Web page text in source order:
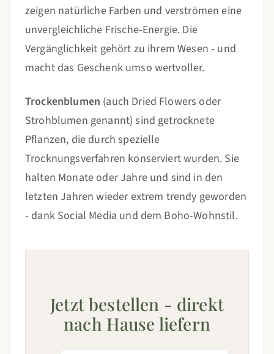
zeigen natürliche Farben und verströmen eine
unvergleichliche Frische-Energie. Die
Vergänglichkeit gehört zu ihrem Wesen - und
macht das Geschenk umso wertvoller.
Trockenblumen (auch Dried Flowers oder
Strohblumen genannt) sind getrocknete
Pflanzen, die durch spezielle
Trocknungsverfahren konserviert wurden. Sie
halten Monate oder Jahre und sind in den
letzten Jahren wieder extrem trendy geworden
- dank Social Media und dem Boho-Wohnstil.
Jetzt bestellen - direkt
nach Hause liefern